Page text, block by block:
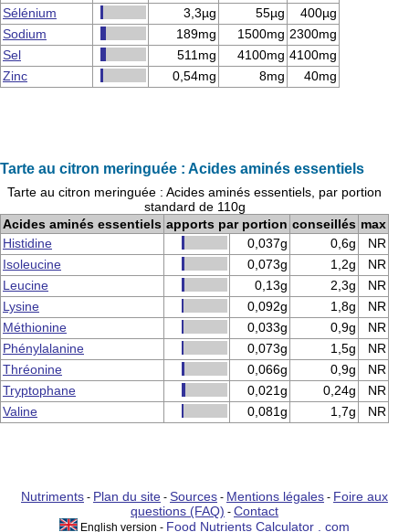
Sélénium
3,3µg 55µg
400µg
Sodium
189mg 1500mg 2300mg
Sel
511mg 4100mg 4100mg
Zinc
0,54mg 8mg 40mg
Tarte au citron meringuée : Acides aminés essentiels
Tarte au citron meringuée : Acides aminés essentiels, par portion
standard de 110g
Acides aminés essentiels apports par portion conseillés max
Histidine
0,037g 0,6g
NR
Isoleucine
0,073g 1,2g
NR
Leucine
0,13g 2,3g
NR
Lysine
0,092g 1,8g
NR
Méthionine
0,033g 0,9g
NR
Phénylalanine
0,073g 1,5g
NR
Thréonine
0,066g 0,9g
NR
Tryptophane
0,021g 0,24g
NR
Valine
0,081g 1,7g NR
Nutriments - Plan du site - Sources - Mentions légales - Foire aux
questions (FAQ) - Contact
English version - Food Nutrients Calculator . com